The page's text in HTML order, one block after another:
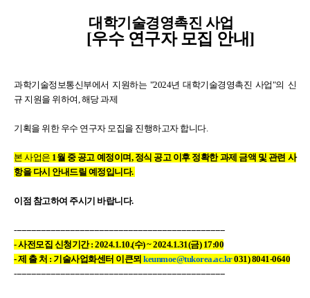
대학기술경영촉진 사업
[우수 연구자 모집 안내]
과학기술정보통신부에서 지원하는 "2024년 대학기술경영촉진 사업"의 신
규 지원을 위하여, 해당과제
기획을 위한 우수 연구자 모집을 진행하고자 합니다.
본 사업은 1월 중 공고 예정이며, 정식 공고 이후 정확한 과제 금액 및 관련 사
항을 다시 안내드릴 예정입니다.
이점 참고하여 주시기 바랍니다.
---------------------------------------------------------------------------------------
- 사전모집 신청기간: 2024.1.10.(수) ~ 2024.1.31(금) 17:00
-제 출 처 : 기술사업화센터 이큰뫼 keunmoe@tukorea.ac.kr031) 8041-0640
---------------------------------------------------------------------------------------